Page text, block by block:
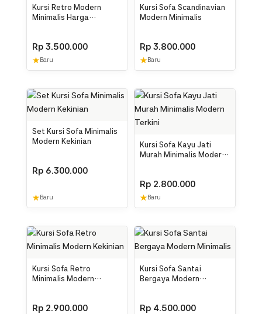
Kursi Retro Modern
Minimalis Harga
Rp3.500.000
★ Baru
Kursi Sofa Scandinavian
Modern Minimalis
Rp3.800.000
★ Baru
Set Kursi Sofa Minimalis
Modern Kekinian
Rp6.300.000
★ Baru
Kursi Sofa Kayu Jati
Murah Minimalis Modern
Rp2.800.000
★ Baru
Kursi Sofa Retro
Minimalis Modern
Rp2.900.000
Kursi Sofa Santai
Bergaya Modern
Rp4.500.000